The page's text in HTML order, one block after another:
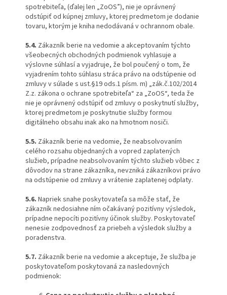
spotrebiteľa, (ďalej len „ZoOS”), nie je oprávnený
odstúpiť od kúpnej zmluvy, ktorej predmetom je dodanie
tovaru, ktorým je kniha nedodávaná v ochrannom obale.
5.4. Zákazník berie na vedomie a akceptovaním týchto
všeobecných obchodných podmienok vyhlasuje a
výslovne súhlasí a vyjadruje, že bol poučený o tom, že
vyjadrením tohto súhlasu stráca právo na odstúpenie od
zmluvy v súlade s ust.§19 ods.1 písm. m) „zák.č.102/2014
Z.z. zákona o ochrane spotrebiteľa“ za „ZoOS“, teda že
nie je oprávnený odstúpiť od zmluvy o poskytnutí služby,
ktorej predmetom je poskytnutie služby formou
digitálneho obsahu inak ako na hmotnom nosiči.
5.5. Zákazník berie na vedomie, že neabsolvovaním
celého rozsahu objednaných a vopred zaplatených
služieb, prípadne neabsolvovaním týchto služieb vôbec z
dôvodov na strane zákazníka, nevzniká zákazníkovi právo
na odstúpenie od zmluvy a vrátenie zaplatenej odplaty.
5.6. Napriek snahe poskytovateľa sa môže stať, že
zákazník nedosiahne ním očakávaný pozitívny výsledok,
prípadne nepocíti pozitívny účinok služby. Poskytovateľ
nenesie zodpovednosť za priebeh a výsledok služby a
poradenstva.
5.7. Zákazník berie na vedomie a akceptuje, že služba je
poskytovateľom poskytovaná za nasledovných
podmienok: